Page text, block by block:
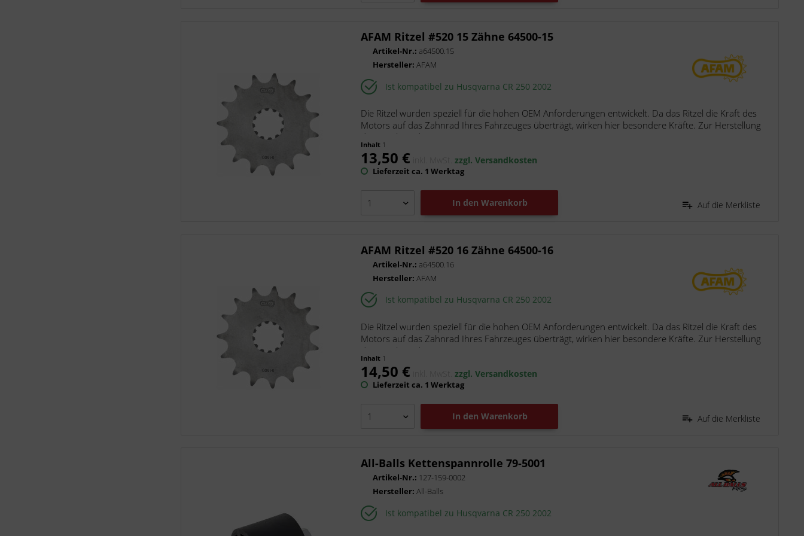
AFAM Ritzel #520 15 Zähne 64500-15
Artikel-Nr.: a64500.15
Hersteller:AFAM
Ist kompatibel zu Husqvarna CR 250 2002
Die Ritzel wurden speziell für die hohen OEM Anforderungen entwickelt. Da das Ritzel die Kraft des
Motors auf das Zahnrad Ihres Fahrzeuges überträgt, wirken hier besondere Kräfte. Zur Herstellung
der Ritzel werden aus...
Inhalt 1
13,50 € inkl. MwSt.zzgl. Versandkosten
Lieferzeit ca. 1 Werktag
In den Warenkorb Auf die Merkliste
AFAM Ritzel #520 16 Zähne 64500-16
Artikel-Nr.: a64500.16
Hersteller:AFAM
Ist kompatibel zu Husqvarna CR 250 2002
Die Ritzel wurden speziell für die hohen OEM Anforderungen entwickelt. Da das Ritzel die Kraft des
Motors auf das Zahnrad Ihres Fahrzeuges überträgt, wirken hier besondere Kräfte. Zur Herstellung
der Ritzel werden aus...
Inhalt 1
14,50 € inkl. MwSt.zzgl. Versandkosten
Lieferzeit ca. 1 Werktag
In den Warenkorb Auf die Merkliste
All-Balls Kettenspannrolle 79-5001
Artikel-Nr.: 127-159-0002
Hersteller:All-Balls
Ist kompatibel zu Husqvarna CR 250 2002